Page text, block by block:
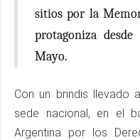
sitios por la
protagoniza
Mayo.
Con un brindis llevado
sede nacional, en el
Argentina por los